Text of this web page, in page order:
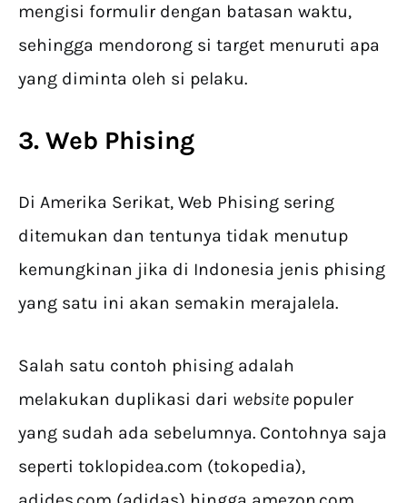
mengisi formulir dengan batasan waktu,
sehingga mendorong si target menuruti apa
yang diminta oleh si pelaku.
3. Web Phising
Di Amerika Serikat, Web Phising sering
ditemukan dan tentunya tidak menutup
kemungkinan jika di Indonesia jenis phising
yang satu ini akan semakin merajalela.
Salah satu contoh phising adalah
melakukan duplikasi dari website populer
yang sudah ada sebelumnya. Contohnya saja
seperti toklopidea.com (tokopedia),